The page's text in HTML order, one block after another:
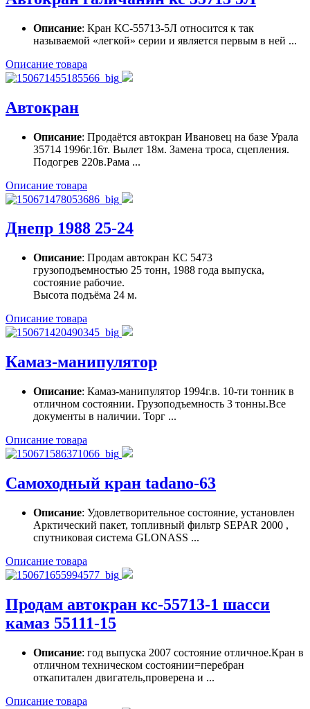
Описание: Кран КС-55713-5Л относится к так
называемой «легкой» серии и является первым в ней ...
Описание товара
Автокран
Описание: Продаётся автокран Ивановец на базе Урала
35714 1996г.16т. Вылет 18м. Замена троса, сцепления.
Подогрев 220в.Рама ...
Описание товара
Днепр 1988 25-24
Описание: Продам автокран КС 5473
грузоподъемностью 25 тонн, 1988 года выпуска,
состояние рабочие.
Высота подъёма 24 м.
Описание товара
Камаз-манипулятор
Описание: Камаз-манипулятор 1994г.в. 10-ти тонник в
отличном состоянии. Грузоподъемность 3 тонны.Все
документы в наличии. Торг ...
Описание товара
Самоходный кран tadano-63
Описание: Удовлетворительное состояние, установлен
Арктический пакет, топливный фильтр SEPAR 2000 ,
спутниковая система GLONASS ...
Описание товара
Продам автокран кс-55713-1 шасси
камаз 55111-15
Описание: год выпуска 2007 состояние отличное.Кран в
отличном техническом состоянии=перебран
откапитален двигатель,проверена и ...
Описание товара